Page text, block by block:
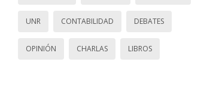
UNR CONTABILIDAD DEBATES
OPINIÓN CHARLAS LIBROS